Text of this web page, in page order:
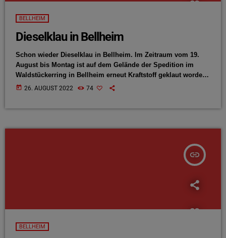
BELLHEIM
Dieselklau in Bellheim
Schon wieder Dieselklau in Bellheim. Im Zeitraum vom 19.
August bis Montag ist auf dem Gelände der Spedition im
Waldstückerring in Bellheim erneut Kraftstoff geklaut worden.
Darüber berichtet jetzt die Germersheimer Polizeiinspektion.
today 26. AUGUST 2022 74
insert_link
BELLHEIM